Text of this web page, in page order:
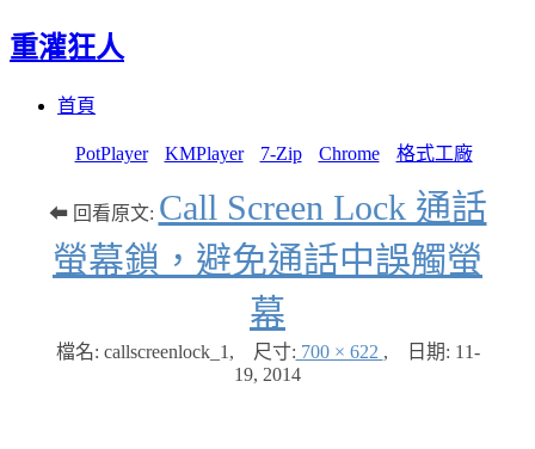
重灌狂人
首頁
PotPlayer KMPlayer 7-Zip Chrome 格式工廠
⬅ 回看原文: Call Screen Lock 通話
螢幕鎖，避免通話中誤觸螢
幕
檔名: callscreenlock_1 , 尺寸: 700 × 622 , 日期: 11-
19, 2014